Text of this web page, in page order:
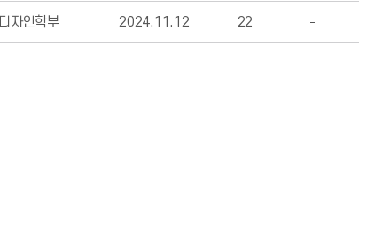
디자인학부 2024.11.12 22